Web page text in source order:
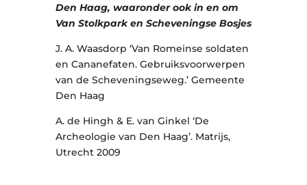
Den Haag, waaronder ook in en om
Van Stolkpark en Scheveningse Bosjes
J. A. Waasdorp ‘Van Romeinse soldaten
en Cananefaten. Gebruiksvoorwerpen
van de Scheveningseweg.’ Gemeente
Den Haag
A. de Hingh & E. van Ginkel ‘De
Archeologie van Den Haag’. Matrijs,
Utrecht 2009